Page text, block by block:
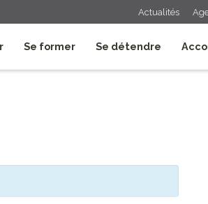
Actualités
Se former Se détendre